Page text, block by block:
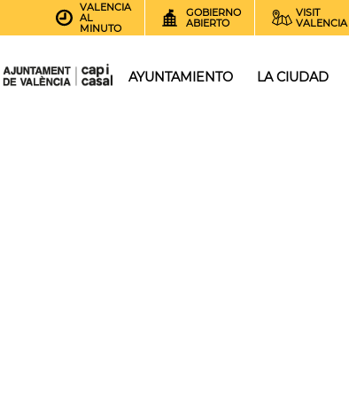
VALENCIA
AL
MINUTO
GOBIERNO
ABIERTO
VISIT
VALENCIA
AYUNTAMIENTO LA CIUDAD